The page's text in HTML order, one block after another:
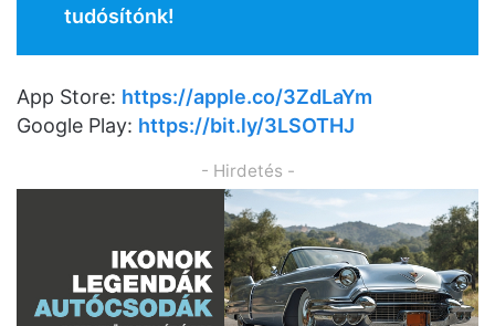
tudósítónk!
App Store: https://apple.co/3ZdLaYm
Google Play: https://bit.ly/3LSOTHJ
- Hirdetés -